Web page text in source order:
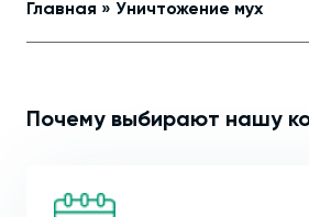
Главная » Уничтожение мух
Почему выбирают нашу